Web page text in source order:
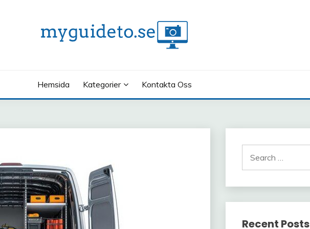
Hemsida Kategorier Kontakta Oss
for:
Recent Posts